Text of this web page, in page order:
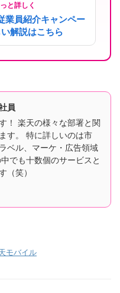
と詳しく
業員紹介キャンペー
解説はこちら
員
！ 楽天の様々な部署と関
す。 特に詳しいのは市
ベル、マーケ・広告領域
でも十数個のサービスと
（笑）
モバイル